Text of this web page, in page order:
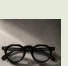
る場所では使用
火種が残ってい
は十分にご注意
シーンによって香
個入り約15分の
タイプに比べて
待できます。リビ